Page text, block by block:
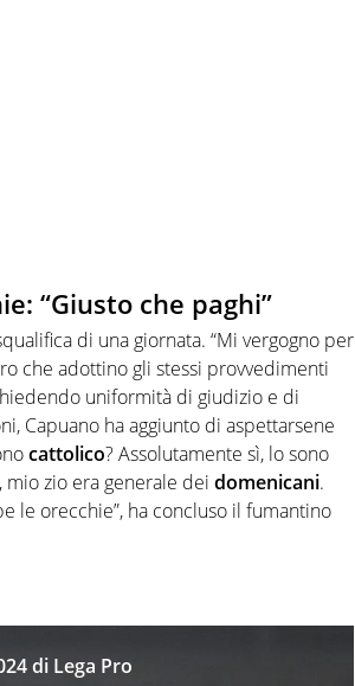
“Giusto che paghi”
di una giornata. “Mi vergogno per
che adottino gli stessi provvedimenti
uniformità di giudizio e di
Capuano ha aggiunto di aspettarsene
cattolico? Assolutamente sì, lo sono
mio zio era generale dei domenicani.
le orecchie”, ha concluso il fumantino
di Lega Pro